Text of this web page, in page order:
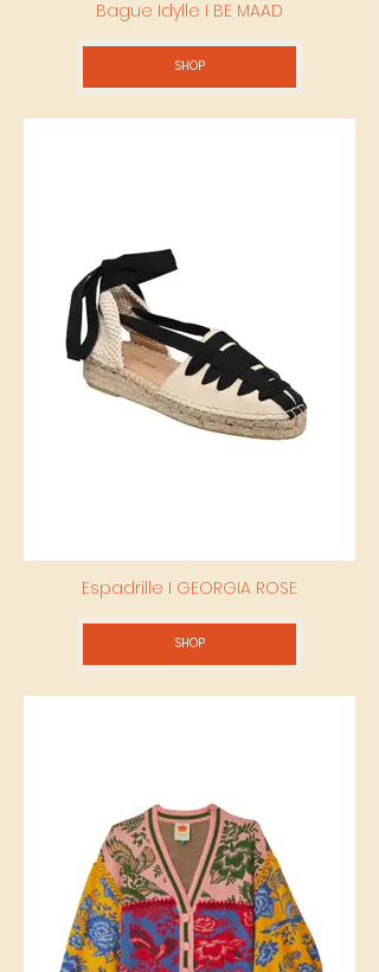
Bague Idylle I BE MAAD
SHOP
Espadrille I GEORGIA ROSE
SHOP